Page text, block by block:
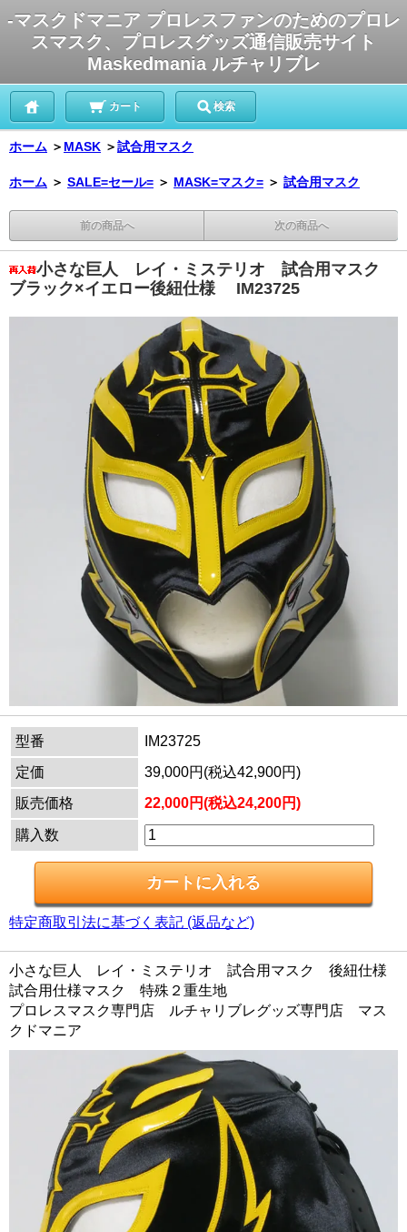
-マスクドマニア プロレスファンのためのプロレ
スマスク、プロレスグッズ通信販売サイト
Maskedmania ルチャリブレ
カート 検索
ホーム ＞ MASK ＞試合用マスク
ホーム ＞ SALE=セール= ＞ MASK=マスク= ＞ 試合用マスク
前の商品へ 次の商品へ
小さな巨人 レイ・ミステリオ 試合用マスク
ブラック×イエロー後紐仕様 IM23725
型番
IM23725
定価
39,000円(税込42,900円)
販売価格
22,000円(税込24,200円)
購入数
特定商取引法に基づく表記 (返品など)
小さな巨人 レイ・ミステリオ 試合用マスク 後紐仕様
試合用仕様マスク 特殊２重生地
プロレスマスク専門店 ルチャリブレグッズ専門店 マス
クドマニア